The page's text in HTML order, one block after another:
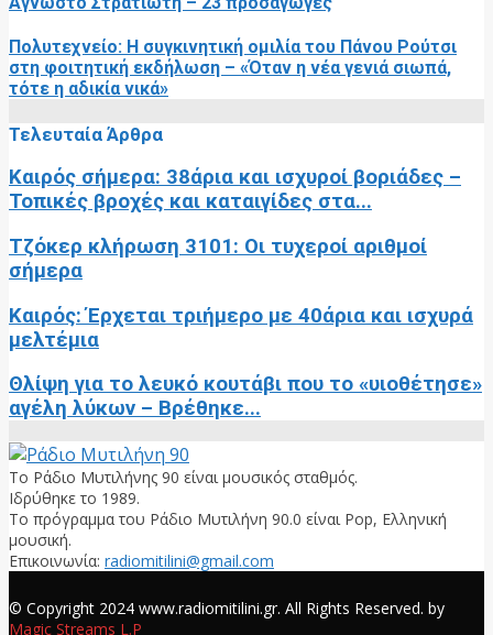
Πολυτεχνείο: Η συγκινητική ομιλία του Πάνου Ρούτσι
στη φοιτητική εκδήλωση – «Όταν η νέα γενιά σιωπά,
τότε η αδικία νικά»
Τελευταία Άρθρα
Καιρός σήμερα: 38άρια και ισχυροί βοριάδες –
Τοπικές βροχές και καταιγίδες στα...
Τζόκερ κλήρωση 3101: Οι τυχεροί αριθμοί
σήμερα
Καιρός: Έρχεται τριήμερο με 40άρια και ισχυρά
μελτέμια
Θλίψη για το λευκό κουτάβι που το «υιοθέτησε»
αγέλη λύκων – Βρέθηκε...
Το Ράδιο Μυτιλήνης 90 είναι μουσικός σταθμός.
Ιδρύθηκε το 1989.
Το πρόγραμμα του Ράδιο Μυτιλήνη 90.0 είναι Pop, Ελληνική
μουσική.
Επικοινωνία: radiomitilini@gmail.com
© Copyright 2024 www.radiomitilini.gr. All Rights Reserved. by
Magic Streams L.P